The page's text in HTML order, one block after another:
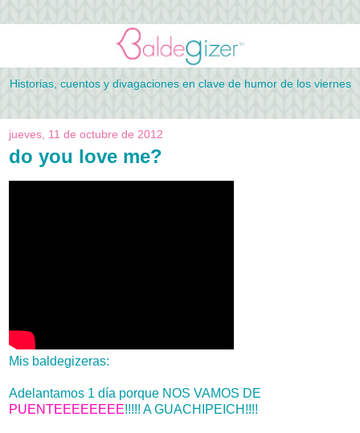
Historias, cuentos y divagaciones en clave de humor de los viernes
jueves, 11 de octubre de 2012
do you love me?
Mis baldegizeras:
Adelantamos 1 día porque NOS VAMOS DE
PUENTEEEEEEEE!!!!! A GUACHIPEICH!!!!